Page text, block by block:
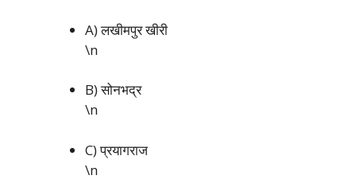
A) लखीमपुर खीरी
\n
B) सोनभद्र
\n
C) प्रयागराज
\n